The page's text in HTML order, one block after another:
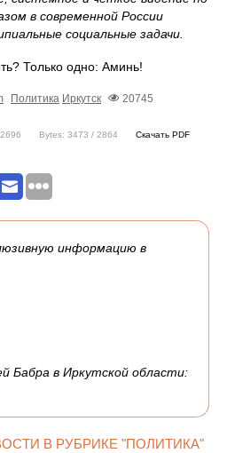
в современной России
социальные задачи.
Только одно: Аминь!
Политика Иркутск
20745
Bytes: 3473 / 2864 Скачать PDF
информацию в
Бабра в Иркутской области:
В РУБРИКЕ "ПОЛИТИКА"